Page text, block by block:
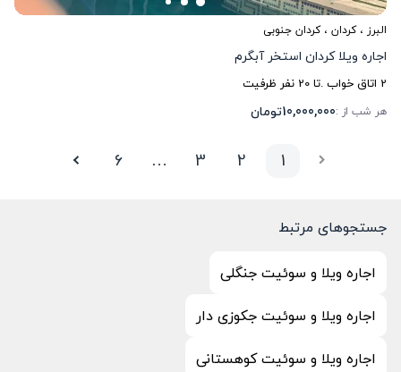
البرز ،کردان ، کردان جنوبی
اجاره ویلا کردان استخر آبگرم
2 اتاق خواب .تا20 نفر ظرفیت
هر شب از :10,000,000تومان
1
2
3
…
6
جستجوهای مرتبط
اجاره ویلا و سوئیت جنگلی
اجاره ویلا و سوئیت جکوزی دار
اجاره ویلا و سوئیت کوهستانی